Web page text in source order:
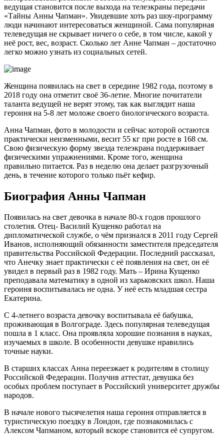
ведущая становится после выхода на телеэкраны передачи
«Тайны Анны Чапман». Увидевшие хоть раз шоу-программу
люди начинают интересоваться женщиной. Сама популярная
телеведущая не скрывает ничего о себе, в том числе, какой у
неё рост, вес, возраст. Сколько лет Анне Чапман – достаточно
легко можно узнать из социальных сетей.
Женщина появилась на свет в середине 1982 года, поэтому в
2018 году она отметит своё 36-летие. Многие почитатели
таланта ведущей не верят этому, так как выглядит наша
героиня на 5-8 лет моложе своего биологического возраста.
Анна Чапман, фото в молодости и сейчас которой остаются
практически неизменными, весит 55 кг при росте в 168 см.
Свою физическую форму звезда телеэкрана поддерживает
физическими упражнениями. Кроме того, женщина
правильно питается. Раз в неделю она делает разгрузочный
день, в течение которого только пьёт кефир.
Биография Анны Чапман
Появилась на свет девочка в начале 80-х годов прошлого
столетия. Отец- Василий Кущенко работал на
дипломатической службе, о чём признался в 2011 году Сергей
Иванов, исполняющий обязанности заместителя председателя
правительства Российской Федерации. Последний рассказал,
что Анечку знает практически с её появления на свет, он её
увидел в первый раз в 1982 году. Мать – Ирина Кущенко
преподавала математику в одной из харьковских школ. Наша
героиня воспитывалась не одна. У неё есть младшая сестра
Екатерина.
С 4-летнего возраста девочку воспитывала её бабушка,
проживающая в Волгограде. Здесь популярная телеведущая
пошла в 1 класс. Она проявляла хорошие познания в науках,
изучаемых в школе. В особенности девушке нравились
точные науки.
В старших классах Анна переезжает к родителям в столицу
Российской Федерации. Получив аттестат, девушка без
особых проблем поступает в Российский университет дружбы
народов.
В начале нового тысячелетия наша героиня отправляется в
туристическую поездку в Лондон, где познакомилась с
Алексом Чапманом, который вскоре становится её супругом.